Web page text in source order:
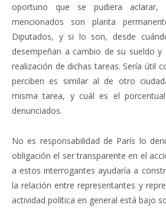
oportuno que se pudiera
mencionados son planta
Diputados, y si lo son, desde
desempeñan a cambio de su sueldo
realización de dichas tareas. Sería útil
perciben es similar al de otro
misma tarea, y cuál es el
denunciados.
No es responsabilidad de París lo
obligación el ser transparente en el
a estos interrogantes ayudaría a
la relación entre representantes y
actividad política en general está bajo